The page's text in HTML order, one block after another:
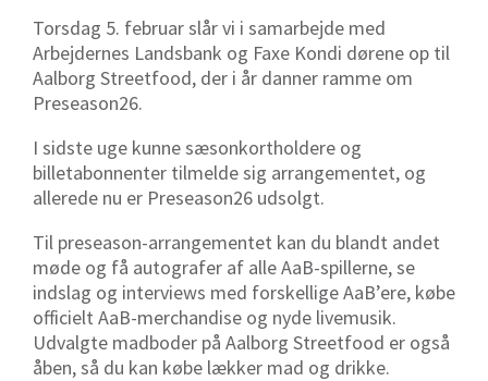
Torsdag 5. februar slår vi i samarbejde med
Arbejdernes Landsbank og Faxe Kondi dørene op til
Aalborg Streetfood, der i år danner ramme om
Preseason26.
I sidste uge kunne sæsonkortholdere og
billetabonnenter tilmelde sig arrangementet, og
allerede nu er Preseason26 udsolgt.
Til preseason-arrangementet kan du blandt andet
møde og få autografer af alle AaB-spillerne, se
indslag og interviews med forskellige AaB’ere, købe
officielt AaB-merchandise og nyde livemusik.
Udvalgte madboder på Aalborg Streetfood er også
åben, så du kan købe lækker mad og drikke.